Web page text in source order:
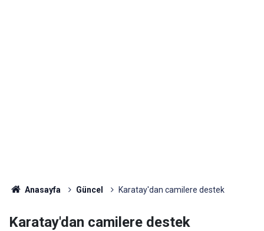
Anasayfa Güncel Karatay'dan camilere destek
Karatay'dan camilere destek